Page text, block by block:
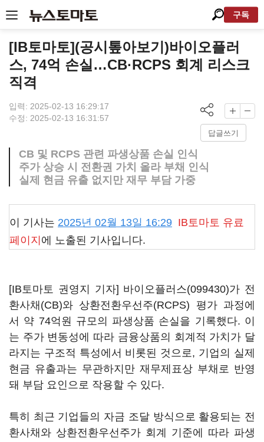
구독
[IB토마토](공시톺아보기)바이오플러
스, 74억 손실…CB·RCPS 회계 리스크
직격
입력: 2025-02-13 16:29:17
수정: 2025-02-13 16:31:57
답글쓰기
CB 및 RCPS 관련 파생상품 손실 인식
주가 상승 시 전환권 가치 올라 부채 인식
실제 현금 유출 없지만 재무 부담 가중
이 기사는 2025년 02월 13일 16:29 IB토마토 유료
페이지 에 노출된 기사입니다.
[IB토마토 권영지 기자] 바이오플러스(099430)가 전
환사채(CB)와 상환전환우선주(RCPS) 평가 과정에
서 약 74억원 규모의 파생상품 손실을 기록했다. 이
는 주가 변동성에 따라 금융상품의 회계적 가치가 달
라지는 구조적 특성에서 비롯된 것으로, 기업의 실제
현금 유출과는 무관하지만 재무제표상 부채로 반영
돼 부담 요인으로 작용할 수 있다.
특히 최근 기업들의 자금 조달 방식으로 활용되는 전
환사채와 상환전환우선주가 회계 기준에 따라 파생